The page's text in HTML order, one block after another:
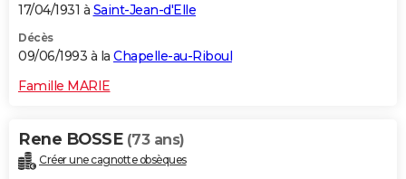
17/04/1931 à Saint-Jean-d'Elle
Décès
09/06/1993 à la Chapelle-au-Riboul
Famille MARIE
Rene BOSSE (73 ans)
Créer une cagnotte obsèques